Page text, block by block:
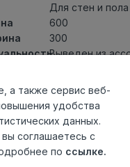
Для стен и пола
600
300
Выведен из
8,5
матовая
Россия
а также сервис веб-
удобства
данных.
соглашаетесь с
по ссылке.